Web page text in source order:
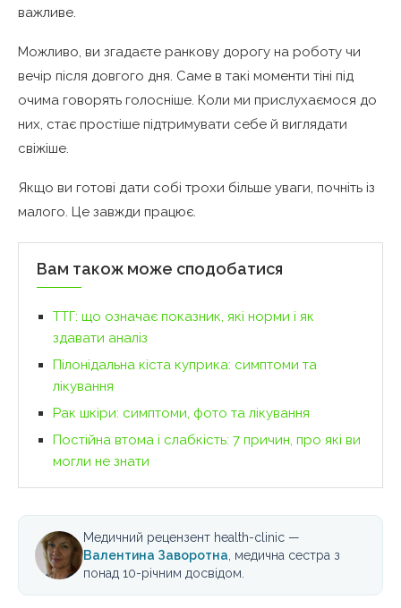
важливе.
Можливо, ви згадаєте ранкову дорогу на роботу чи
вечір після довгого дня. Саме в такі моменти тіні під
очима говорять голосніше. Коли ми прислухаємося до
них, стає простіше підтримувати себе й виглядати
свіжіше.
Якщо ви готові дати собі трохи більше уваги, почніть із
малого. Це завжди працює.
Вам також може сподобатися
ТТГ: що означає показник, які норми і як
здавати аналіз
Пілонідальна кіста куприка: симптоми та
лікування
Рак шкіри: симптоми, фото та лікування
Постійна втома і слабкість: 7 причин, про які ви
могли не знати
Медичний рецензент health-clinic —
Валентина Заворотна , медична сестра з
понад 10-річним досвідом.